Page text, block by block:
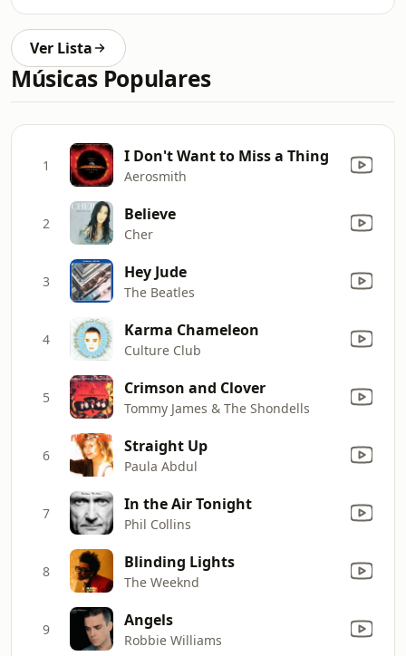
Ver Lista
Músicas Populares
1 I Don't Want to Miss a Thing
Aerosmith
2 Believe
Cher
3 Hey Jude
The Beatles
4 Karma Chameleon
Culture Club
5 Crimson and Clover
Tommy James & The Shondells
6 Straight Up
Paula Abdul
7 In the Air Tonight
Phil Collins
8 Blinding Lights
The Weeknd
9 Angels
Robbie Williams